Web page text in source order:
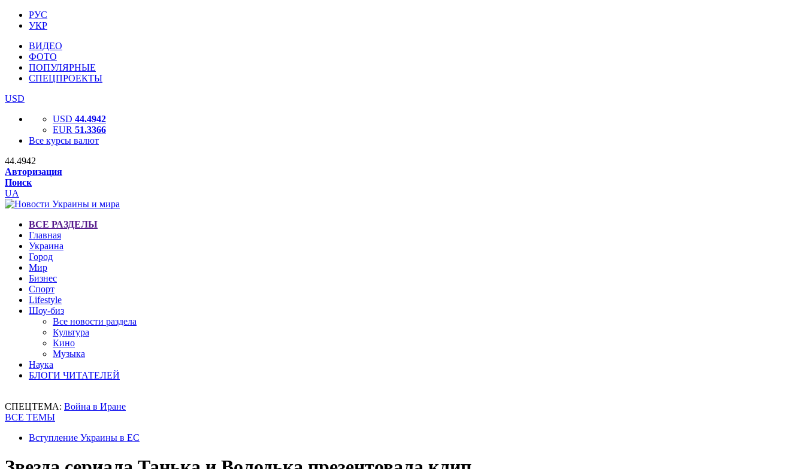
РУС
УКР
ВИДЕО
ФОТО
ПОПУЛЯРНЫЕ
СПЕЦПРОЕКТЫ
USD
USD 44.4942
EUR 51.3366
Все курсы валют
44.4942
Авторизация
Поиск
UA
ВСЕ РАЗДЕЛЫ
Главная
Украина
Город
Мир
Бизнес
Спорт
Lifestyle
Шоу-биз
Все новости раздела
Культура
Кино
Музыка
Наука
БЛОГИ ЧИТАТЕЛЕЙ
СПЕЦТЕМА: Война в Иране
ВСЕ ТЕМЫ
Вступление Украины в ЕС